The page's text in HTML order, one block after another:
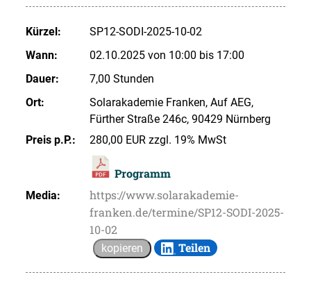
Kürzel:
SP12-SODI-2025-10-02
Wann:
02.10.2025 von 10:00 bis 17:00
Dauer:
7,00 Stunden
Ort:
Solarakademie Franken, Auf AEG,
Fürther Straße 246c, 90429 Nürnberg
Preis p.P.:
280,00 EUR zzgl. 19% MwSt
Programm
Media:
https://www.solarakademie-
franken.de/termine/SP12-SODI-2025-
10-02
kopieren Teilen